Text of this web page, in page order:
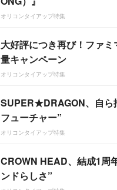
オリコンタイアップ特集
大好評につき再び！ファ
量キャンペーン
オリコンタイアップ特集
SUPER★DRAGON、自ら
フューチャー”
オリコンタイアップ特集
CROWN HEAD、結成1周
ンドらしさ”